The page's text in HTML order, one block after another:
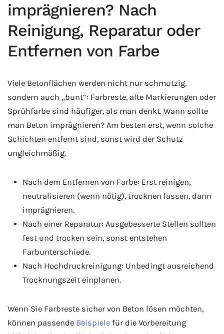
imprägnieren? Nach
Reinigung, Reparatur oder
Entfernen von Farbe
Viele Betonflächen werden nicht nur schmutzig,
sondern auch „bunt“: Farbreste, alte Markierungen oder
Sprühfarbe sind häufiger, als man denkt. Wann sollte
man Beton imprägnieren? Am besten erst, wenn solche
Schichten entfernt sind, sonst wird der Schutz
ungleichmäßig.
Nach dem Entfernen von Farbe: Erst reinigen,
neutralisieren (wenn nötig), trocknen lassen, dann
imprägnieren.
Nach einer Reparatur: Ausgebesserte Stellen sollten
fest und trocken sein, sonst entstehen
Farbunterschiede.
Nach Hochdruckreinigung: Unbedingt ausreichend
Trocknungszeit einplanen.
Wenn Sie Farbreste sicher von Beton lösen möchten,
können passende Beispiele für die Vorbereitung